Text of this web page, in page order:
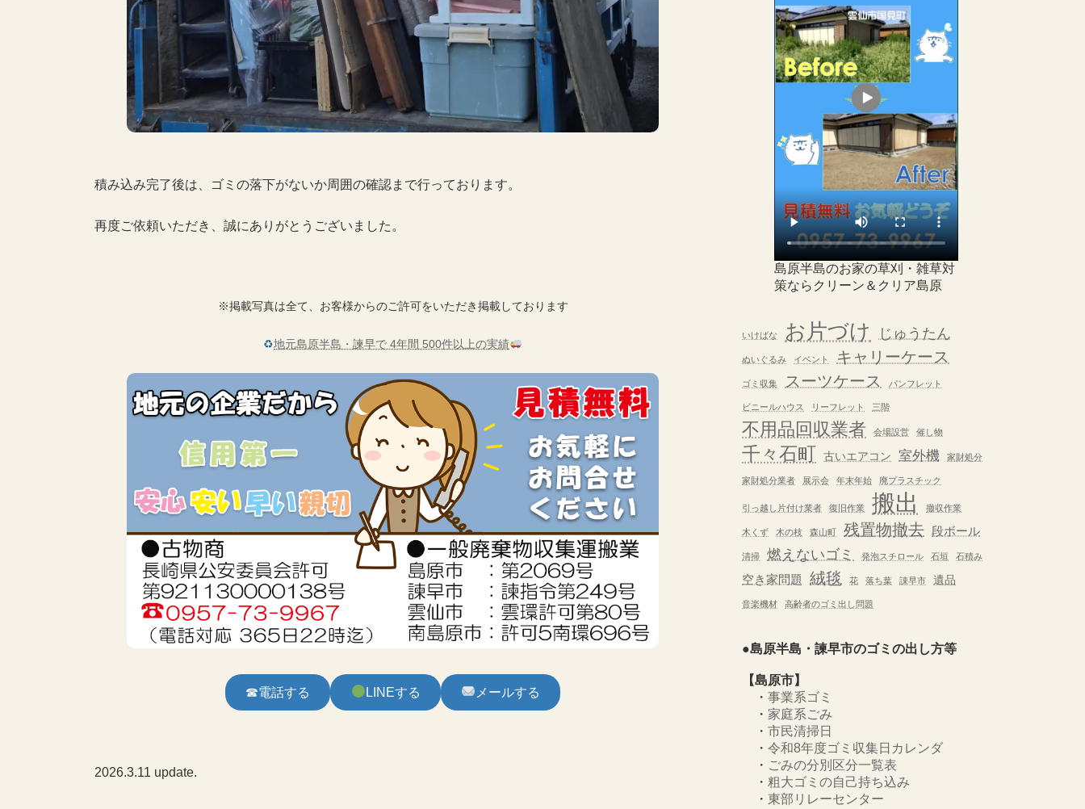
積み込み完了後は、ゴミの落下がないか周囲の確認まで行っております。
再度ご依頼いただき、誠にありがとうございました。
※掲載写真は全て、お客様からのご許可をいただき掲載しております
♻地元島原半島・諫早で 4年間 500件以上の実績
☎電話する LINEする メールする
2026.3.11 update.
島原半島のお家の草刈・雑草対
策ならクリーン＆クリア島原
いけばな お片づけ じゅうたん
ぬいぐるみ イベント キャリーケース
ゴミ収集 スーツケース パンフレット
ビニールハウス リーフレット 三階
不用品回収業者 会場設営 催し物
千々石町 古いエアコン 室外機 家財処分
家財処分業者 展示会 年末年始 廃プラスチック
引っ越し片付け業者 復旧作業 搬出 撤収作業
木くず 木の枝 森山町 残置物撤去 段ボール
清掃 燃えないゴミ 発泡スチロール 石垣 石積み
空き家問題 絨毯 花 落ち葉 諌早市 遺品
音楽機材 高齢者のゴミ出し問題
●島原半島・諫早市のゴミの出し方等
【島原市】
・事業系ゴミ
・ 家庭系ごみ
・市民清掃日
・令和8年度ゴミ収集日カレンダ
・ ごみの分別区分一覧表
・粗大ゴミの自己持ち込み
・東部リレーセンター